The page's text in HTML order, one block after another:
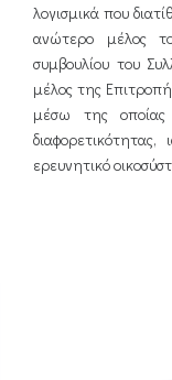
λογισμικά που
ανώτερο μέλος
συμβουλίου του
μέλος της
μέσω της οποίας
ερευνητικό